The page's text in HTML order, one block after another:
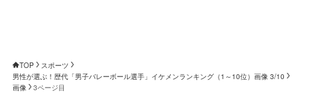
TOP
スポーツ
男性が選ぶ！歴代「男子バレーボール選手」イケメンランキング（1～10位）画像 3/10
画像
3ページ目